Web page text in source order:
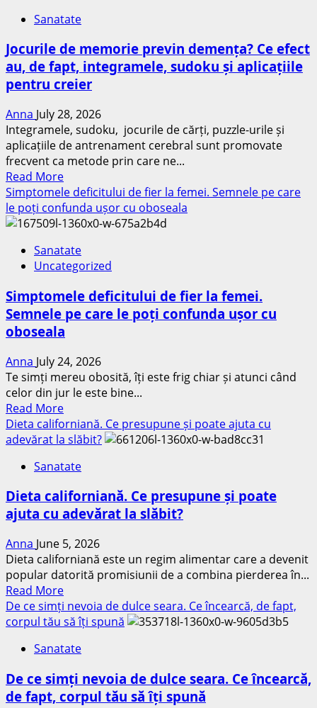
din
prahovene
–
între
de
personal,
concedii
și
teama
de
presiunile
managerilor
Sanatate
Jocurile de memorie previn demența? Ce efect
au, de fapt, integramele, sudoku și aplicațiile
pentru creier
Anna July 28, 2026
Integramele, sudoku, jocurile de cărți, puzzle-urile și
aplicațiile de antrenament cerebral sunt promovate
frecvent ca metode prin care ne...
Read MoreRead
more
about
Jocurile
memorie
previn
Ce
efect
au,
fapt,
integramele,
sudoku
și
aplicațiile
pentru
Simptomele deficitului de fier la femei. Semnele pe care
le poți confunda ușor cu oboseala
Sanatate
Uncategorized
Simptomele deficitului de fier la femei.
Semnele pe care le poți confunda ușor cu
oboseala
Anna July 24, 2026
Te simți mereu obosită, îți este frig chiar și atunci când
celor din jur le este bine...
Read MoreRead
more
about
deficitului
fier
la
Semnele
pe
care
le
poți
confunda
ușor
cu
oboseala
Dieta californiană. Ce presupune și poate ajuta cu
adevărat la slăbit?
Sanatate
Dieta californiană. Ce presupune și poate
ajuta cu adevărat la slăbit?
Anna June 5, 2026
Dieta californiană este un regim alimentar care a devenit
popular datorită promisiunii de a combina pierderea în...
Read MoreRead
more
about
californiană.
presupune
și
De ce simți nevoia de dulce seara. Ce încearcă, de fapt,
corpul tău să îți spună
Sanatate
De ce simți nevoia de dulce seara. Ce încearcă,
de fapt, corpul tău să îți spună